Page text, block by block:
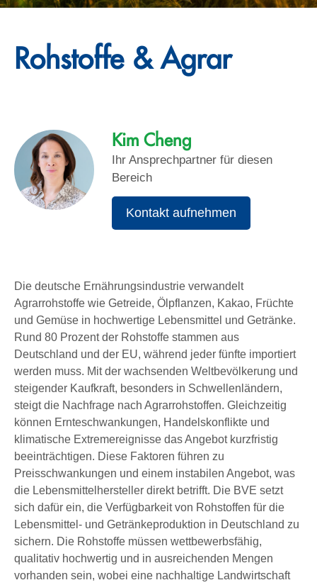
Rohstoffe & Agrar
Kim Cheng
Ihr Ansprechpartner für diesen
Bereich
Kontakt aufnehmen
Die deutsche Ernährungsindustrie verwandelt
Agrarrohstoffe wie Getreide, Ölpflanzen, Kakao, Früchte
und Gemüse in hochwertige Lebensmittel und Getränke.
Rund 80 Prozent der Rohstoffe stammen aus
Deutschland und der EU, während jeder fünfte importiert
werden muss. Mit der wachsenden Weltbevölkerung und
steigender Kaufkraft, besonders in Schwellenländern,
steigt die Nachfrage nach Agrarrohstoffen. Gleichzeitig
können Ernteschwankungen, Handelskonflikte und
klimatische Extremereignisse das Angebot kurzfristig
beeinträchtigen. Diese Faktoren führen zu
Preisschwankungen und einem instabilen Angebot, was
die Lebensmittelhersteller direkt betrifft. Die BVE setzt
sich dafür ein, die Verfügbarkeit von Rohstoffen für die
Lebensmittel- und Getränkeproduktion in Deutschland zu
sichern. Die Rohstoffe müssen wettbewerbsfähig,
qualitativ hochwertig und in ausreichenden Mengen
vorhanden sein, wobei eine nachhaltige Landwirtschaft